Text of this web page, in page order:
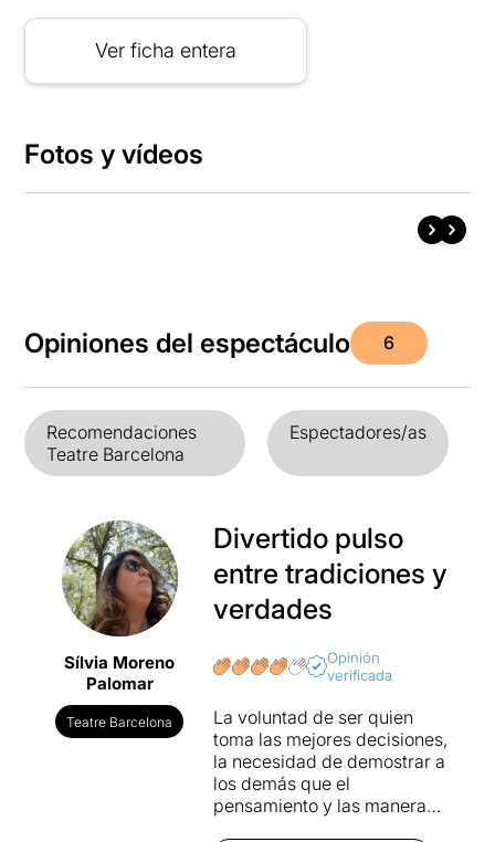
Ver ficha entera
Fotos y vídeos
Opiniones del espectáculo 6
Recomendaciones
Teatre Barcelona
Espectadores/as
Sílvia Moreno
Palomar
Teatre Barcelona
Divertido pulso
entre tradiciones y
verdades
Opinión
verificada
La voluntad de ser quien
toma las mejores decisiones,
la necesidad de demostrar a
los demás que el
pensamiento y las maneras